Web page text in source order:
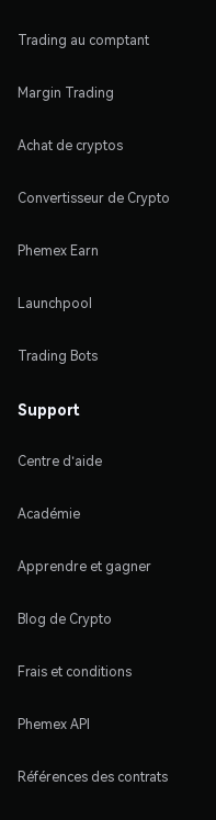
Trading au comptant
Margin Trading
Achat de cryptos
Convertisseur de Crypto
Phemex Earn
Launchpool
Trading Bots
Support
Centre d'aide
Académie
Apprendre et gagner
Blog de Crypto
Frais et conditions
Phemex API
Références des contrats